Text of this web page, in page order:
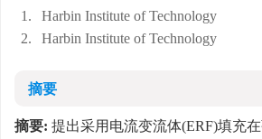
1.
Harbin Institute of Technology
2.
Harbin Institute of Technology
摘要
摘要: 提出采用电流变流体(ERF)填充